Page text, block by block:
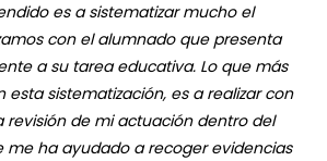
es a sistematizar mucho el
con el alumnado que presenta
a su tarea educativa. Lo que más
esta sistematización, es a realizar con
revisión de mi actuación dentro del
me ha ayudado a recoger evidencias